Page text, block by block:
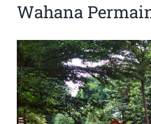
Wahana